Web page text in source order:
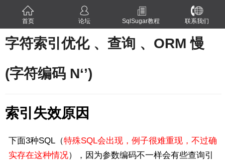
首页 论坛 SqlSugar教程 联系我们
字符索引优化 、查询 、ORM 慢
(字符编码 N‘’)
索引失效原因
下面3种SQL（特殊SQL会出现，例子很难重现，不过确
实存在这种情况），因为参数编码不一样会有些查询引